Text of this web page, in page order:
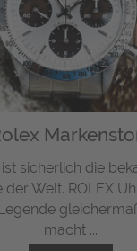
ist sicherlich die
Welt. ROLEX
macht ...